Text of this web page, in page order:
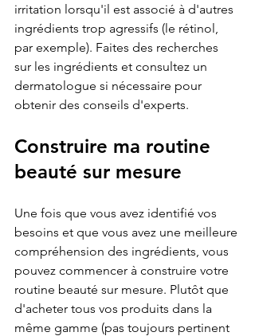
irritation lorsqu'il est associé à d'autres
ingrédients trop agressifs (le rétinol,
par exemple). Faites des recherches
sur les ingrédients et consultez un
dermatologue si nécessaire pour
obtenir des conseils d'experts.
Construire ma routine
beauté sur mesure
Une fois que vous avez identifié vos
besoins et que vous avez une meilleure
compréhension des ingrédients, vous
pouvez commencer à construire votre
routine beauté sur mesure. Plutôt que
d'acheter tous vos produits dans la
même gamme (pas toujours pertinent